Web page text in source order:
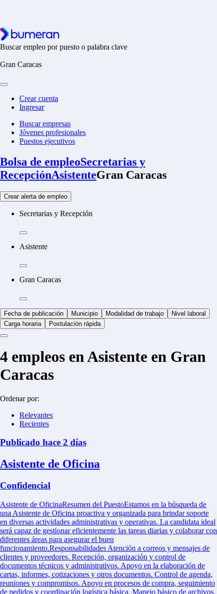
Buscar empleo por puesto o palabra clave
Gran Caracas
Crear cuenta
Ingresar
Buscar empresas
Jóvenes profesionales
Puestos ejecutivos
Bolsa de empleoSecretarias y
RecepciónAsistenteGran Caracas
Crear alerta de empleo
Secretarias y Recepción
Asistente
Gran Caracas
Fecha de publicación Municipio Modalidad de trabajo
Nivel laboral
Carga horaria
Postulación rápida
4 empleos en Asistente en Gran
Caracas
Ordenar por:
Relevantes
Recientes
Publicado hace 2 días
Asistente de Oficina
Confidencial
Asistente de OficinaResumen del PuestoEstamos en la búsqueda de
una Asistente de Oficina proactiva y organizada para brindar soporte
en diversas actividades administrativas y operativas. La candidata ideal
será capaz de gestionar eficientemente las tareas diarias y colaborar con
diferentes áreas para asegurar el buen
funcionamiento.Responsabilidades Atención a correos y mensajes de
clientes y proveedores. Recepción, organización y control de
documentos técnicos y administrativos. Apoyo en la elaboración de
cartas, informes, cotizaciones y otros documentos. Control de agenda,
reuniones y compromisos. Apoyo en procesos de compra, seguimiento
de pedidos y coordinación logística básica. Manejo básico de archivos,